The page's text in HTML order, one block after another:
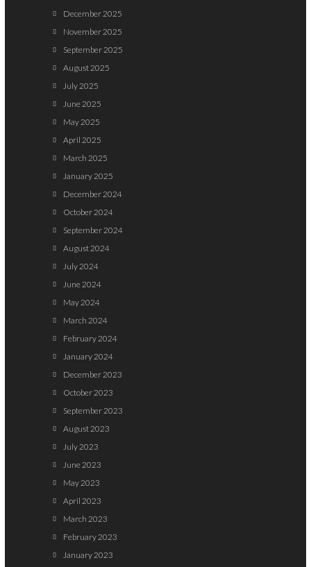
December 2025
November 2025
September 2025
August 2025
July 2025
June 2025
May 2025
April 2025
March 2025
January 2025
December 2024
October 2024
September 2024
August 2024
July 2024
June 2024
May 2024
March 2024
February 2024
January 2024
December 2023
October 2023
September 2023
August 2023
July 2023
June 2023
May 2023
April 2023
March 2023
February 2023
January 2023